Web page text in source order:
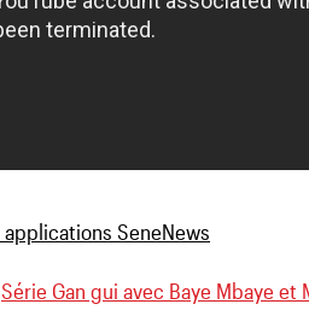
Série Gan gui avec Baye Mbaye et